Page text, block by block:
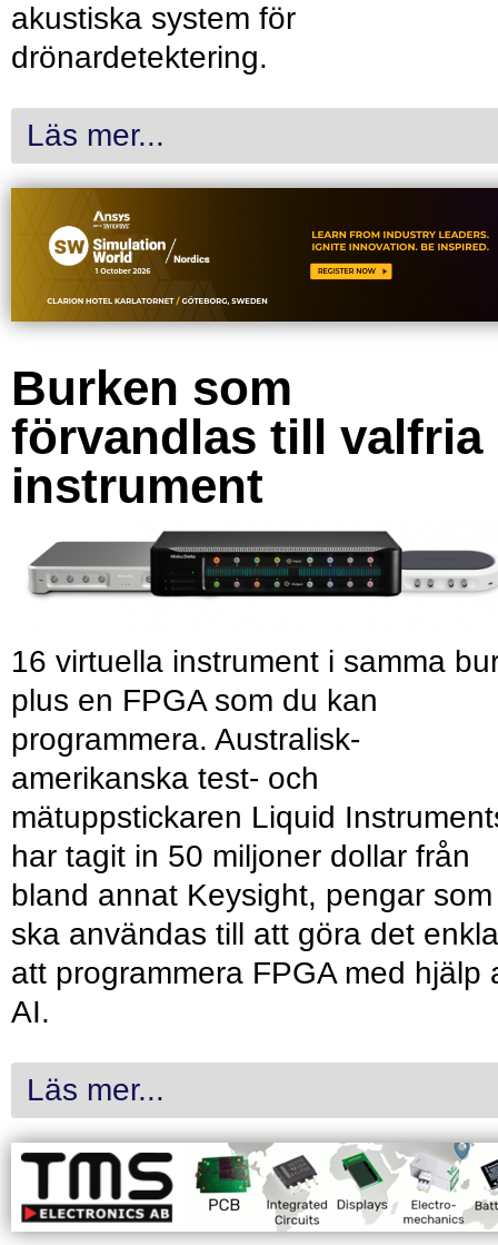
akustiska system för
drönardetektering.
Läs mer...
Burken som
förvandlas till valfria
instrument
16 virtuella instrument i samma
plus en FPGA som du kan
programmera. Australisk-
amerikanska test- och
mätuppstickaren Liquid
har tagit in 50 miljoner dollar från
bland annat Keysight, pengar som
ska användas till att göra det
att programmera FPGA med hjälp
AI.
Läs mer...